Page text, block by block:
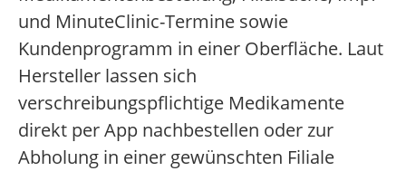
und MinuteClinic-Termine sowie
Kundenprogramm in einer Oberfläche. Laut
Hersteller lassen sich
verschreibungspflichtige Medikamente
direkt per App nachbestellen oder zur
Abholung in einer gewünschten Filiale